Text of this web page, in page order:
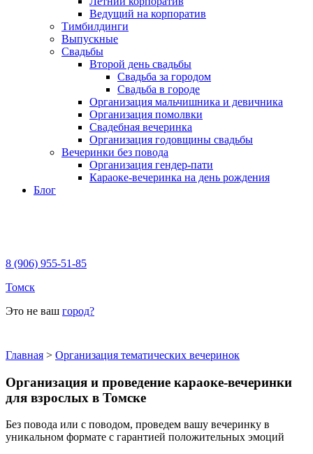
Ведущий на корпоратив
Тимбилдинги
Выпускные
Свадьбы
Второй день свадьбы
Свадьба за городом
Свадьба в городе
Организация мальчишника и девичника
Организация помолвки
Свадебная вечеринка
Организация годовщины свадьбы
Вечеринки без повода
Организация гендер-пати
Караоке-вечеринка на день рождения
Блог
8 (906) 955-51-85
Томск
Это не ваш город?
Главная > Организация тематических вечеринок
Организация и проведение караоке-вечеринки
для взрослых в Томске
Без повода или с поводом, проведем вашу вечеринку в
уникальном формате с гарантией положительных эмоций